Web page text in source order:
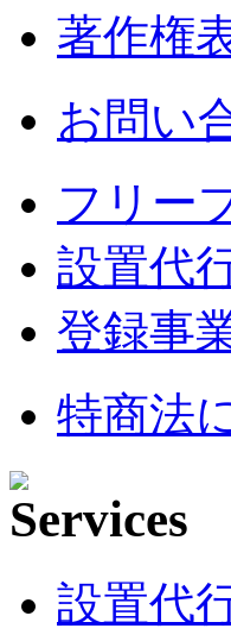
著作権
お問い
フリー
設置代
登録事
特商法
設置代